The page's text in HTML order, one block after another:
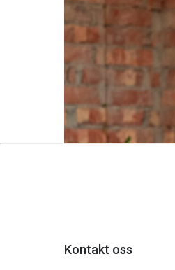
Er du avhengig av
ogsatellitt
Les mer
Kontakt oss